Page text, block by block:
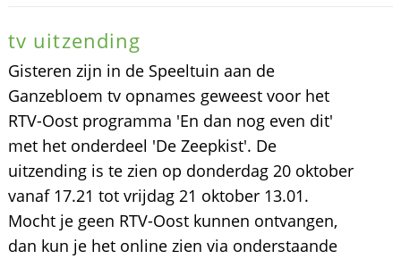
tv uitzending
Gisteren zijn in de Speeltuin aan de
Ganzebloem tv opnames geweest voor het
RTV-Oost programma 'En dan nog even dit'
met het onderdeel 'De Zeepkist'. De
uitzending is te zien op donderdag 20 oktober
vanaf 17.21 tot vrijdag 21 oktober 13.01.
Mocht je geen RTV-Oost kunnen ontvangen,
dan kun je het online zien via onderstaande